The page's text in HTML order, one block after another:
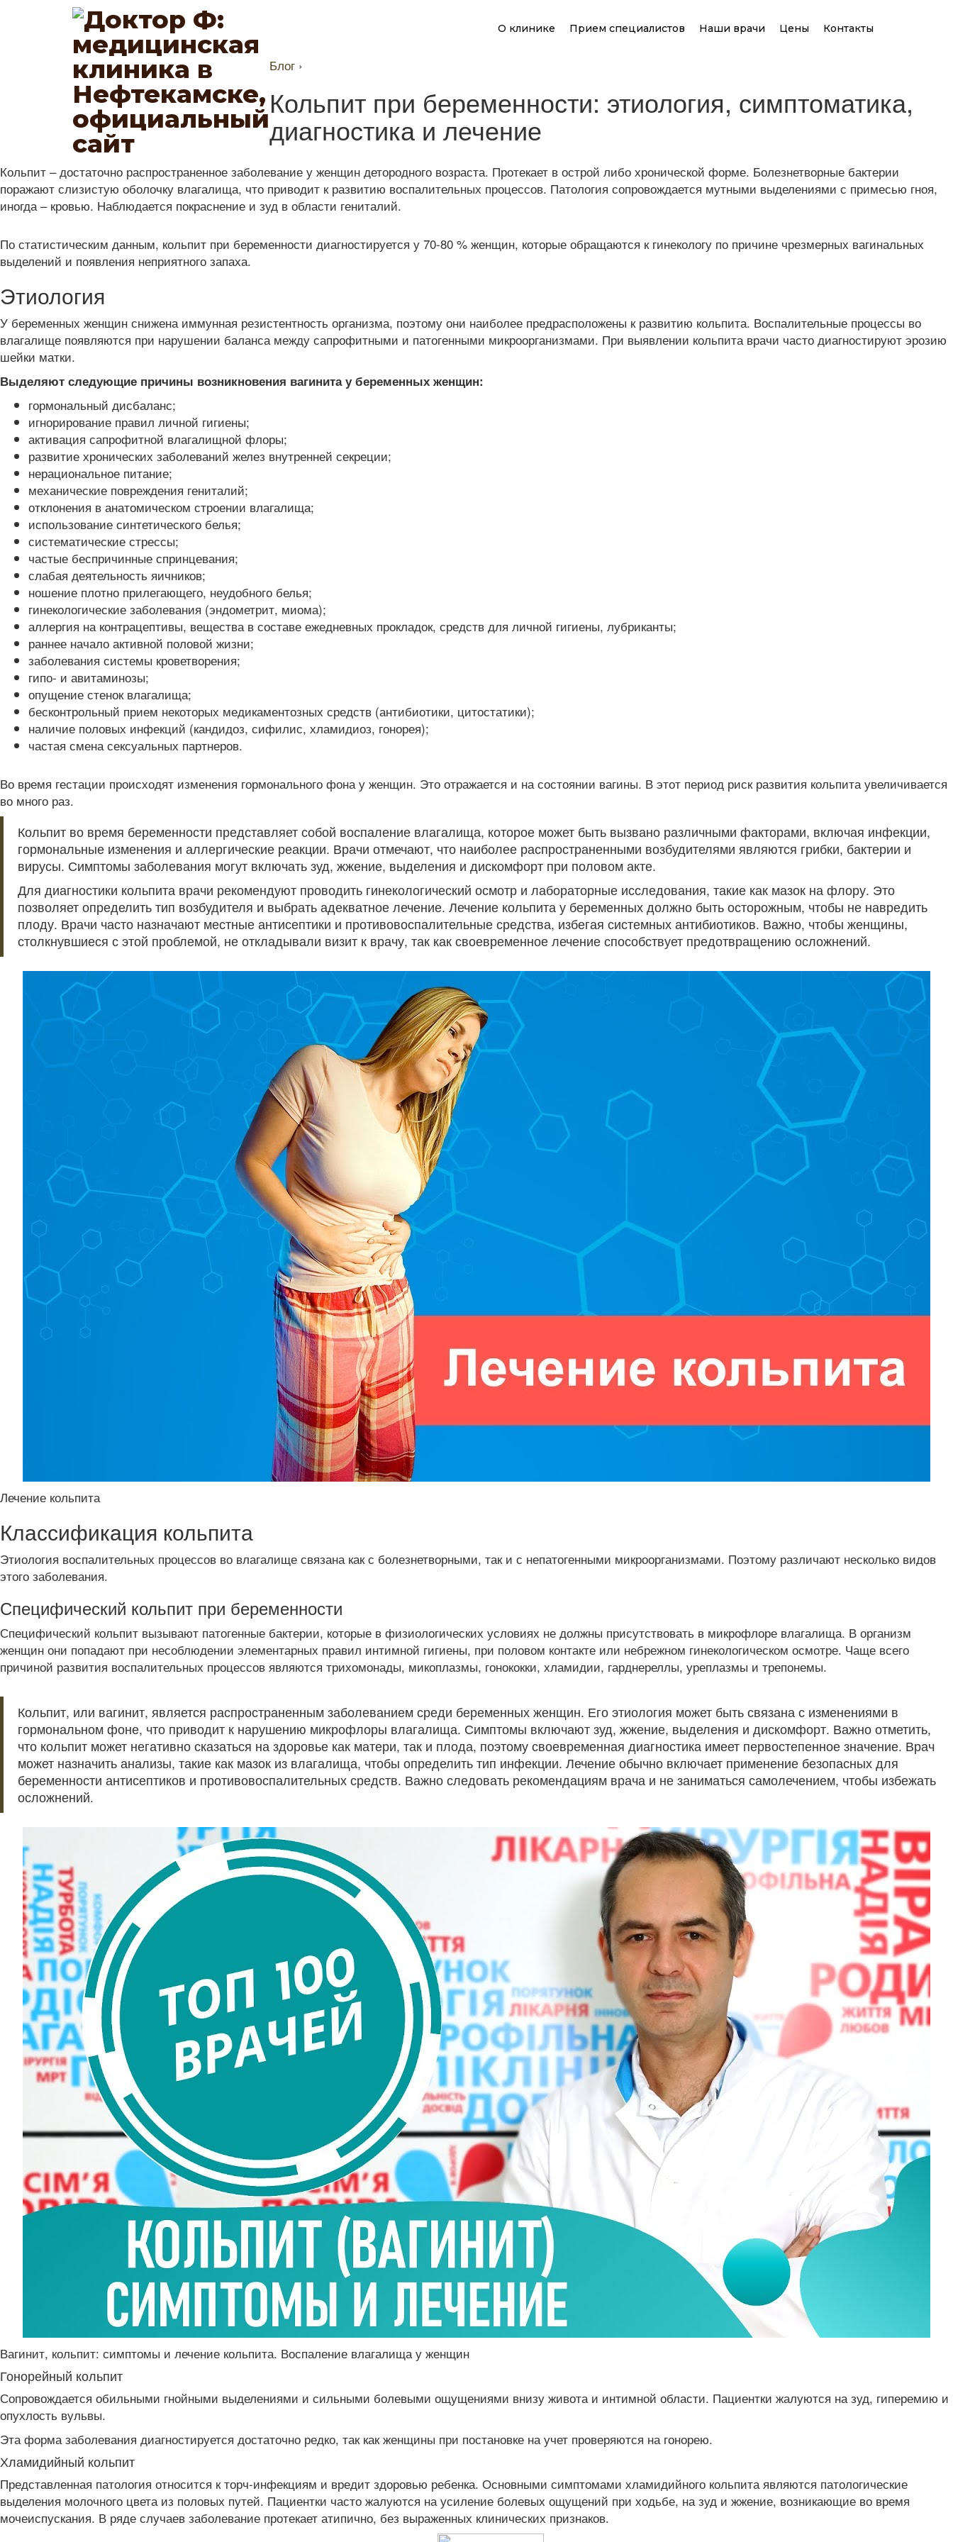
О клинике Прием специалистов Наши врачи Цены Контакты
Блог ›
Кольпит при беременности: этиология, симптоматика,
диагностика и лечение
Кольпит – достаточно распространенное заболевание у женщин детородного возраста. Протекает в острой либо хронической форме. Болезнетворные бактерии
поражают слизистую оболочку влагалища, что приводит к развитию воспалительных процессов. Патология сопровождается мутными выделениями с примесью гноя,
иногда – кровью. Наблюдается покраснение и зуд в области гениталий.
По статистическим данным, кольпит при беременности диагностируется у 70-80 % женщин, которые обращаются к гинекологу по причине чрезмерных вагинальных
выделений и появления неприятного запаха.
Этиология
У беременных женщин снижена иммунная резистентность организма, поэтому они наиболее предрасположены к развитию кольпита. Воспалительные процессы во
влагалище появляются при нарушении баланса между сапрофитными и патогенными микроорганизмами. При выявлении кольпита врачи часто диагностируют эрозию
шейки матки.
Выделяют следующие причины возникновения вагинита у беременных женщин:
гормональный дисбаланс;
игнорирование правил личной гигиены;
активация сапрофитной влагалищной флоры;
развитие хронических заболеваний желез внутренней секреции;
нерациональное питание;
механические повреждения гениталий;
отклонения в анатомическом строении влагалища;
использование синтетического белья;
систематические стрессы;
частые беспричинные спринцевания;
слабая деятельность яичников;
ношение плотно прилегающего, неудобного белья;
гинекологические заболевания (эндометрит, миома);
аллергия на контрацептивы, вещества в составе ежедневных прокладок, средств для личной гигиены, лубриканты;
раннее начало активной половой жизни;
заболевания системы кроветворения;
гипо- и авитаминозы;
опущение стенок влагалища;
бесконтрольный прием некоторых медикаментозных средств (антибиотики, цитостатики);
наличие половых инфекций (кандидоз, сифилис, хламидиоз, гонорея);
частая смена сексуальных партнеров.
Во время гестации происходят изменения гормонального фона у женщин. Это отражается и на состоянии вагины. В этот период риск развития кольпита увеличивается
во много раз.
Кольпит во время беременности представляет собой воспаление влагалища, которое может быть вызвано различными факторами, включая инфекции,
гормональные изменения и аллергические реакции. Врачи отмечают, что наиболее распространенными возбудителями являются грибки, бактерии и
вирусы. Симптомы заболевания могут включать зуд, жжение, выделения и дискомфорт при половом акте.
Для диагностики кольпита врачи рекомендуют проводить гинекологический осмотр и лабораторные исследования, такие как мазок на флору. Это
позволяет определить тип возбудителя и выбрать адекватное лечение. Лечение кольпита у беременных должно быть осторожным, чтобы не навредить
плоду. Врачи часто назначают местные антисептики и противовоспалительные средства, избегая системных антибиотиков. Важно, чтобы женщины,
столкнувшиеся с этой проблемой, не откладывали визит к врачу, так как своевременное лечение способствует предотвращению осложнений.
Лечение кольпита
Классификация кольпита
Этиология воспалительных процессов во влагалище связана как с болезнетворными, так и с непатогенными микроорганизмами. Поэтому различают несколько видов
этого заболевания.
Специфический кольпит при беременности
Специфический кольпит вызывают патогенные бактерии, которые в физиологических условиях не должны присутствовать в микрофлоре влагалища. В организм
женщин они попадают при несоблюдении элементарных правил интимной гигиены, при половом контакте или небрежном гинекологическом осмотре. Чаще всего
причиной развития воспалительных процессов являются трихомонады, микоплазмы, гонококки, хламидии, гарднереллы, уреплазмы и трепонемы.
Кольпит, или вагинит, является распространенным заболеванием среди беременных женщин. Его этиология может быть связана с изменениями в
гормональном фоне, что приводит к нарушению микрофлоры влагалища. Симптомы включают зуд, жжение, выделения и дискомфорт. Важно отметить,
что кольпит может негативно сказаться на здоровье как матери, так и плода, поэтому своевременная диагностика имеет первостепенное значение. Врач
может назначить анализы, такие как мазок из влагалища, чтобы определить тип инфекции. Лечение обычно включает применение безопасных для
беременности антисептиков и противовоспалительных средств. Важно следовать рекомендациям врача и не заниматься самолечением, чтобы избежать
осложнений.
Вагинит, кольпит: симптомы и лечение кольпита. Воспаление влагалища у женщин
Гонорейный кольпит
Сопровождается обильными гнойными выделениями и сильными болевыми ощущениями внизу живота и интимной области. Пациентки жалуются на зуд, гиперемию и
опухлость вульвы.
Эта форма заболевания диагностируется достаточно редко, так как женщины при постановке на учет проверяются на гонорею.
Хламидийный кольпит
Представленная патология относится к торч-инфекциям и вредит здоровью ребенка. Основными симптомами хламидийного кольпита являются патологические
выделения молочного цвета из половых путей. Пациентки часто жалуются на усиление болевых ощущений при ходьбе, на зуд и жжение, возникающие во время
мочеиспускания. В ряде случаев заболевание протекает атипично, без выраженных клинических признаков.